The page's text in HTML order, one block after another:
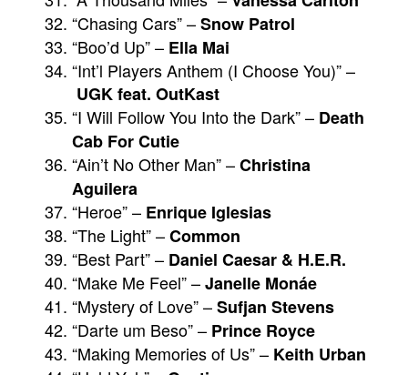
“Chasing Cars” –Snow Patrol
“Boo’d Up” – Ella Mai
“Int’l Players Anthem (I Choose You)” –
UGK feat. OutKast
“I Will Follow You Into the Dark” – Death
Cab For Cutie
“Ain’t No Other Man” –Christina
Aguilera
“Heroe” – Enrique Iglesias
“The Light” –Common
“Best Part” – Daniel Caesar & H.E.R.
“Make Me Feel” –Janelle Monáe
“Mystery of Love” –Sufjan Stevens
“Darte um Beso” – Prince Royce
“Making Memories of Us” – Keith Urban